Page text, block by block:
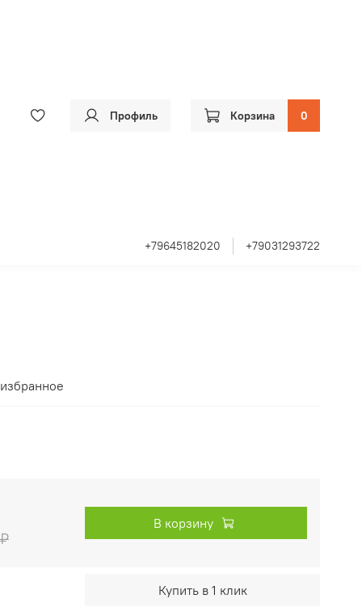
Профиль Корзина 0
+79645182020 +79031293722
В корзину
Купить в 1 клик